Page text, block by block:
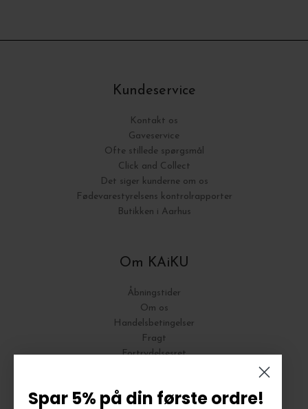
Kundeservice
Kontakt os
Gaveservice
Ofte stillede spørgsmål
Click and Collect
Det siger kunderne om os
Fødevarestyrelsens kontrolrapporter
Butikken i Aarhus
Om KAiKU
Åbningstider
Om os
Handelsbetingelser
Fragt
Fortrydelsesret
Spar 5% på din første ordre!